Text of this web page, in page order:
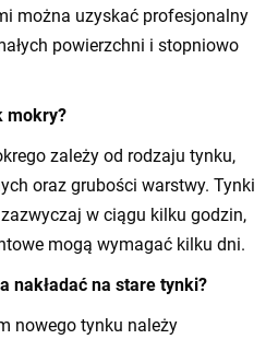
można uzyskać profesjonalny
powierzchni i stopniowo
mokry?
zależy od rodzaju tynku,
oraz grubości warstwy. Tynki
w ciągu kilku godzin,
mogą wymagać kilku dni.
nakładać na stare tynki?
nowego tynku należy